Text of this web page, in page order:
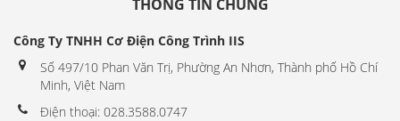
THÔNG TIN CHUNG
Công Ty TNHH Cơ Điện Công Trình IIS
Số 497/10 Phan Văn Trị, Phường An Nhơn, Thành phố Hồ Chí
Minh, Việt Nam
Điện thoại: 028.3588.0747